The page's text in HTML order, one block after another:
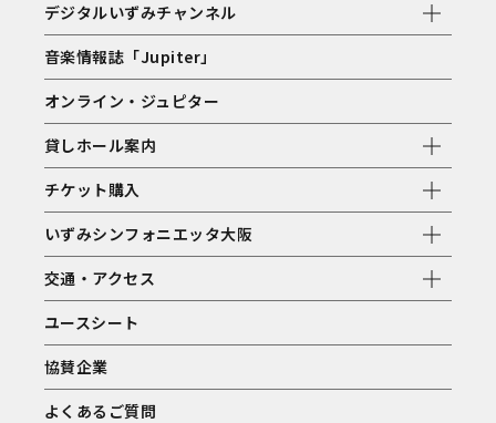
デジタルいずみチャンネル
音楽情報誌「Jupiter」
オンライン・ジュピター
貸しホール案内
チケット購入
いずみシンフォニエッタ大阪
交通・アクセス
ユースシート
協賛企業
よくあるご質問